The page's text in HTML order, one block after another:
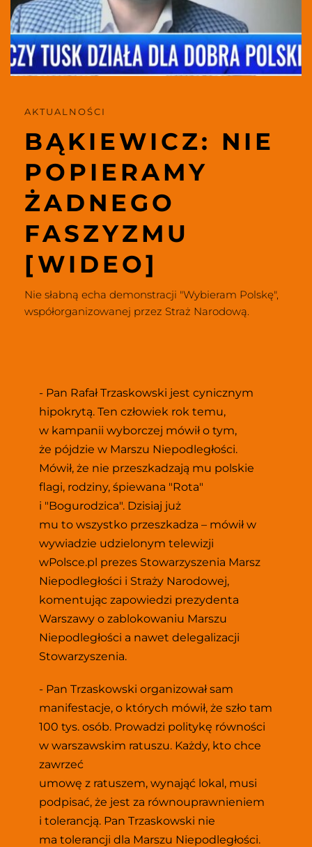
AKTUALNOŚCI
BĄKIEWICZ: NIE
POPIERAMY
ŻADNEGO
FASZYZMU
[WIDEO]
Nie słabną echa demonstracji "Wybieram Polskę",
współorganizowanej przez Straż Narodową.
- Pan Rafał Trzaskowski jest cynicznym
hipokrytą. Ten człowiek rok temu,
w kampanii wyborczej mówił o tym,
że pójdzie w Marszu Niepodległości.
Mówił, że nie przeszkadzają mu polskie
flagi, rodziny, śpiewana "Rota"
i "Bogurodzica". Dzisiaj już
mu to wszystko przeszkadza – mówił w
wywiadzie udzielonym telewizji
wPolsce.pl prezes Stowarzyszenia Marsz
Niepodległości i Straży Narodowej,
komentując zapowiedzi prezydenta
Warszawy o zablokowaniu Marszu
Niepodległości a nawet delegalizacji
Stowarzyszenia.
- Pan Trzaskowski organizował sam
manifestacje, o których mówił, że szło tam
100 tys. osób. Prowadzi politykę równości
w warszawskim ratuszu. Każdy, kto chce
zawrzeć
umowę z ratuszem, wynająć lokal, musi
podpisać, że jest za równouprawnieniem
i tolerancją. Pan Trzaskowski nie
ma tolerancji dla Marszu Niepodległości.